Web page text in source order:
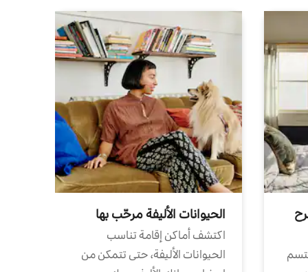
الحيوانات الأليفة مرحّب بها
اكتشف أماكن إقامة تناسب
الحيوانات الأليفة، حتى تتمكن من